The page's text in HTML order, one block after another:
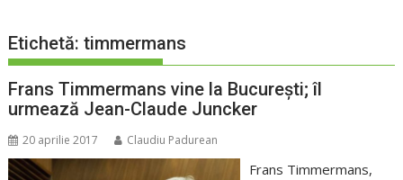
Etichetă:timmermans
Frans Timmermans vine la Bucureşti; îl
urmează Jean-Claude Juncker
20 aprilie 2017 Claudiu Padurean
Frans Timmermans,